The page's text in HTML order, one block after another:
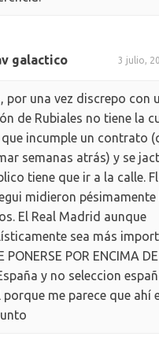
galactico 3 julio,
por una vez discrepo con
de Rubiales no tiene la
incumple un contrato
semanas atrás) y se
tiene que ir a la calle.
midieron pésimamente
El Real Madrid aunque
sea más
PONERSE POR ENCIMA
y no seleccion
me parece que ahí